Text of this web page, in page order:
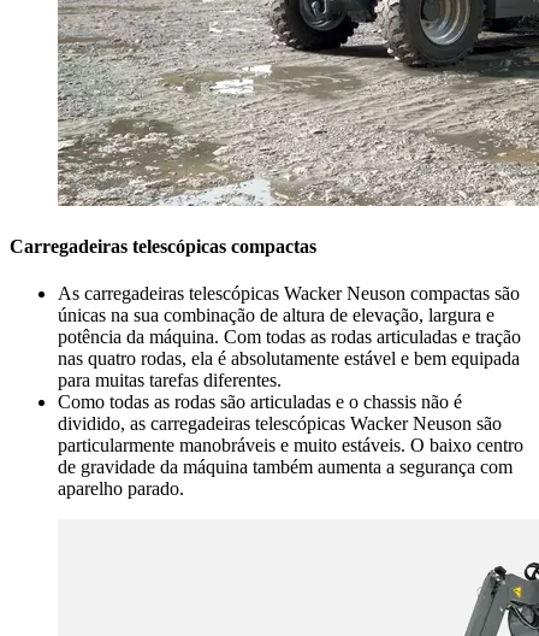
Carregadeiras telescópicas compactas
As carregadeiras telescópicas Wacker Neuson compactas são
únicas na sua combinação de altura de elevação, largura e
potência da máquina. Com todas as rodas articuladas e tração
nas quatro rodas, ela é absolutamente estável e bem equipada
para muitas tarefas diferentes.
Como todas as rodas são articuladas e o chassis não é
dividido, as carregadeiras telescópicas Wacker Neuson são
particularmente manobráveis e muito estáveis. O baixo centro
de gravidade da máquina também aumenta a segurança com
aparelho parado.